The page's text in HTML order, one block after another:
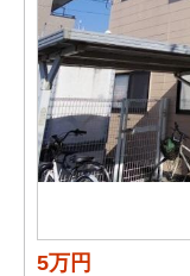
5万円